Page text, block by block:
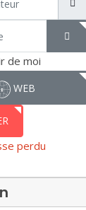
de moi
WEB
perdu